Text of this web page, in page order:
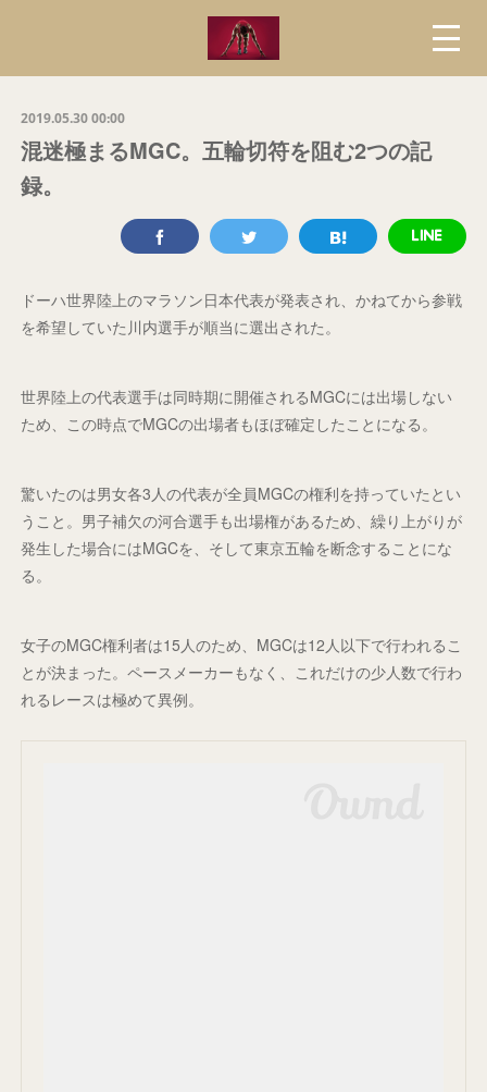
2019.05.30 00:00
混迷極まるMGC。五輪切符を阻む2つの記
録。
ドーハ世界陸上のマラソン日本代表が発表され、かねてから参戦
を希望していた川内選手が順当に選出された。
世界陸上の代表選手は同時期に開催されるMGCには出場しない
ため、この時点でMGCの出場者もほぼ確定したことになる。
驚いたのは男女各3人の代表が全員MGCの権利を持っていたとい
うこと。男子補欠の河合選手も出場権があるため、繰り上がりが
発生した場合にはMGCを、そして東京五輪を断念することにな
る。
女子のMGC権利者は15人のため、MGCは12人以下で行われるこ
とが決まった。ペースメーカーもなく、これだけの少人数で行わ
れるレースは極めて異例。